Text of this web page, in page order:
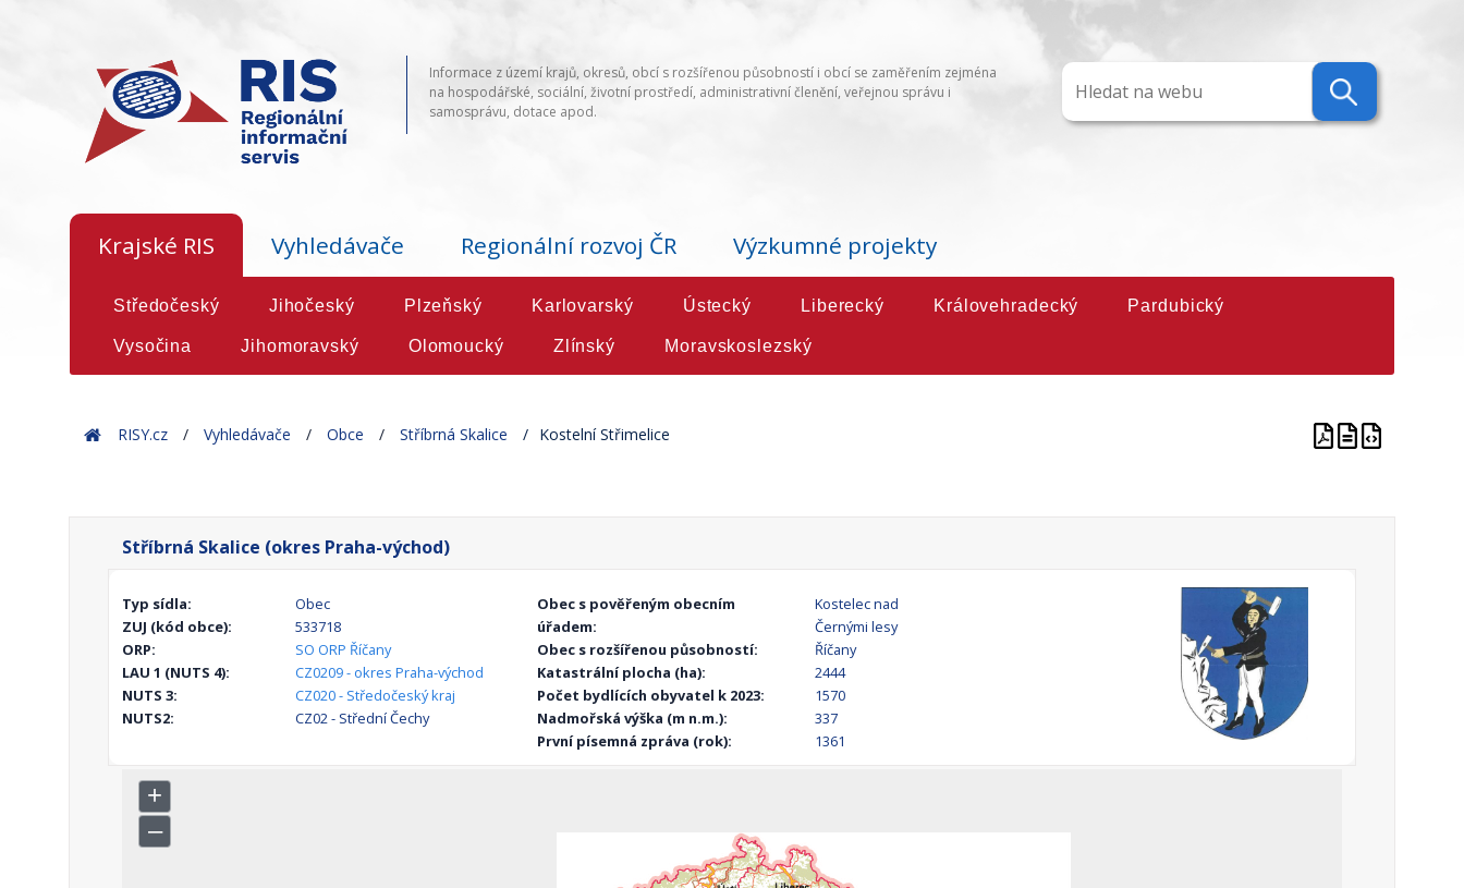
Informace z území krajů, okresů, obcí s rozšířenou působností i obcí se zaměřením zejména
na hospodářské, sociální, životní prostředí, administrativní členění, veřejnou správu i
samosprávu, dotace apod.
Krajské RIS Vyhledávače Regionální rozvoj ČR Výzkumné projekty
Středočeský Jihočeský Plzeňský Karlovarský Ústecký Liberecký Královehradecký Pardubický
Vysočina Jihomoravský Olomoucký Zlínský Moravskoslezský
HomeRISY.cz Vyhledávače Obce Stříbrná Skalice Kostelní Střimelice
Stříbrná Skalice (okres Praha-východ)
Typ sídla:
Obec
ZUJ (kód obce):
533718
ORP:
SO ORP Říčany
LAU 1 (NUTS 4):
CZ0209 - okres Praha-východ
NUTS 3:
CZ020 - Středočeský kraj
NUTS2:
CZ02 - Střední Čechy
Obec s pověřeným obecním
úřadem:
Kostelec nad
Černými lesy
Obec s rozšířenou působností:
Říčany
Katastrální plocha (ha):
2444
Počet bydlících obyvatel k 2023:
1570
Nadmořská výška (m n.m.):
337
První písemná zpráva (rok):
1361